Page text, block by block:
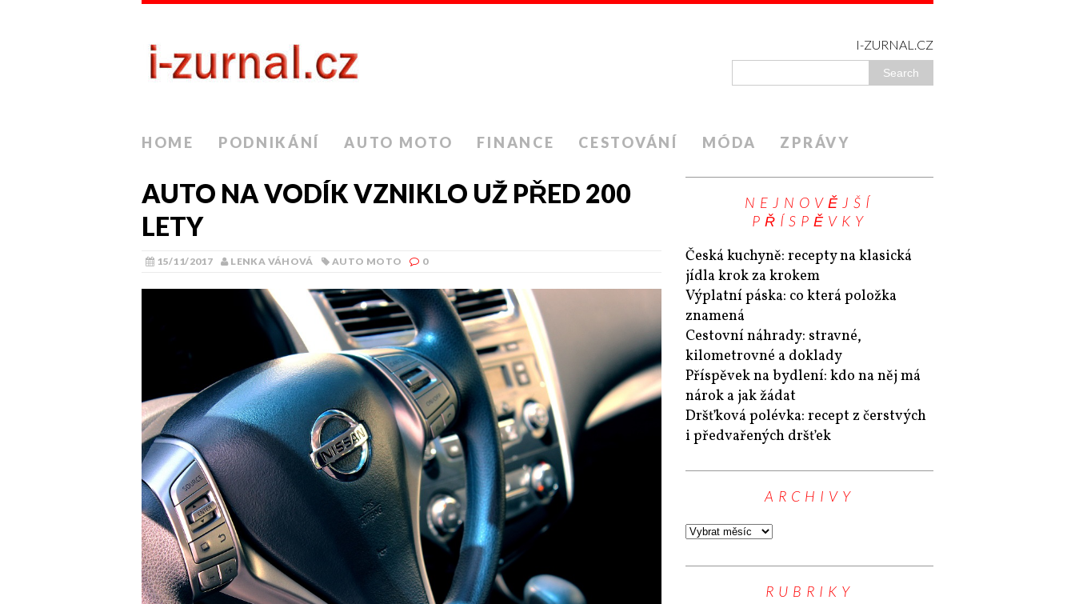
I-ZURNAL.CZ
HOME PODNIKÁNÍ AUTO MOTO FINANCE CESTOVÁNÍ MÓDA ZPRÁVY
AUTO NA VODÍK VZNIKLO UŽ PŘED 200
LETY
15/11/2017 LENKA VÁHOVÁ AUTO MOTO 0
NEJNOVĚJŠÍ
PŘÍSPĚVKY
Česká kuchyně: recepty na klasická
jídla krok za krokem
Výplatní páska: co která položka
znamená
Cestovní náhrady: stravné,
kilometrovné a doklady
Příspěvek na bydlení: kdo na něj má
nárok a jak žádat
Dršťková polévka: recept z čerstvých
i předvařených dršťek
ARCHIVY
RUBRIKY